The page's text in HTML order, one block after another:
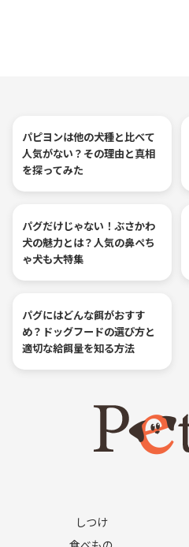
パピヨンは他の犬種と比べて
人気がない？その理由と真相
を探ってみた
パグだけじゃない！ぶさかわ
犬の魅力とは？人気の鼻ぺち
ゃ犬も大特集
パグにはどんな餌がおすす
め？ドッグフードの選び方と
適切な給餌量を知る方法
しつけ